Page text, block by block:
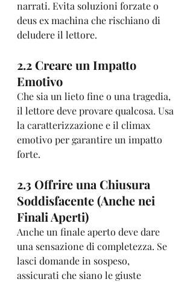
narrati. Evita soluzioni forzate o
deus ex machina che rischiano di
deludere il lettore.
2.2 Creare un Impatto
Emotivo
Che sia un lieto fine o una tragedia,
il lettore deve provare qualcosa. Usa
la caratterizzazione e il climax
emotivo per garantire un impatto
forte.
2.3 Offrire una Chiusura
Soddisfacente (Anche nei
Finali Aperti)
Anche un finale aperto deve dare
una sensazione di completezza. Se
lasci domande in sospeso,
assicurati che siano le giuste